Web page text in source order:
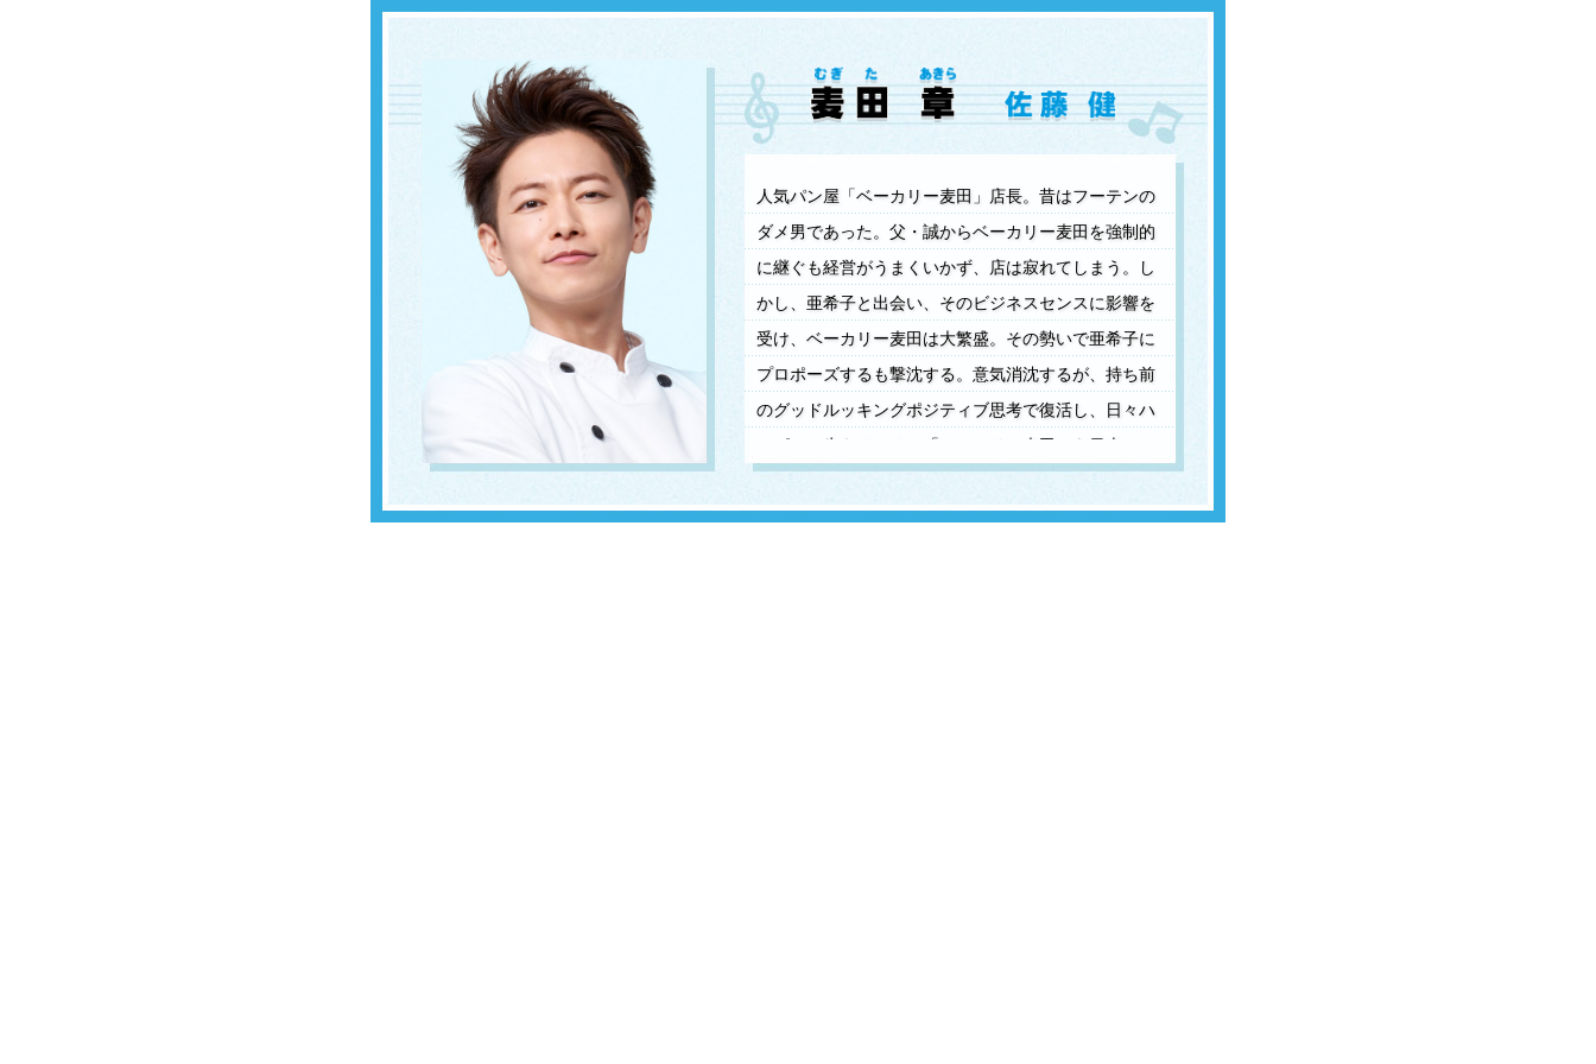
人気パン屋「ベーカリー麦田」店長。昔はフーテンの
ダメ男であった。父・誠からベーカリー麦田を強制的
に継ぐも経営がうまくいかず、店は寂れてしまう。し
かし、亜希子と出会い、そのビジネスセンスに影響を
受け、ベーカリー麦田は大繁盛。その勢いで亜希子に
プロポーズするも撃沈する。意気消沈するが、持ち前
のグッドルッキングポジティブ思考で復活し、日々ハ
ッピーに生きている。「ベーカリー麦田」を日本一の
ある提案をされ…。